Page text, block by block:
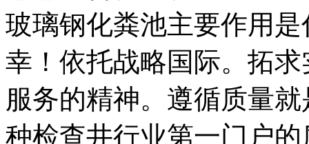
玻璃钢化粪池主要作用
幸！依托战略国际。拓
服务的精神。遵循质量
种检查井行业第一门户